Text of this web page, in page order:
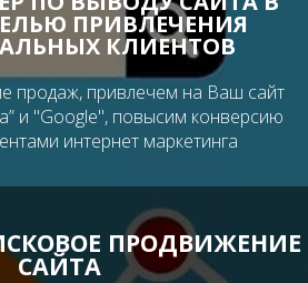
ПРИВЛЕЧЕНИЯ
КЛИЕНТОВ
продаж, привлечем на Ваш сайт
и "Google", повысим конверсию
интернет маркетинга
ПРОДВИЖЕНИЕ
САЙТА